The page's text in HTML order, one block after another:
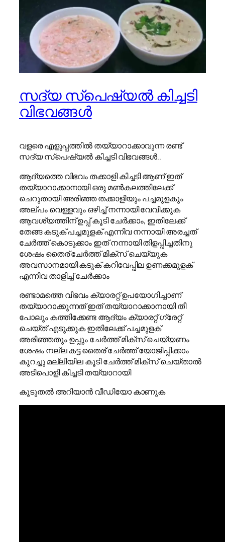
സദ്യ സ്പെഷ്യൽ കിച്ചടി
വിഭവങ്ങൾ
വളരെ എളുപ്പത്തിൽ തയ്യാറാക്കാവുന്ന രണ്ട്
സദ്യ സ്പെഷ്യൽ കിച്ചടി വിഭവങ്ങൾ..
ആദ്യത്തെ വിഭവം തക്കാളി കിച്ചടി ആണ് ഇത്
തയ്യാറാക്കാനായി ഒരു മൺകലത്തിലേക്ക്
ചെറുതായി അരിഞ്ഞ തക്കാളിയും പച്ചമുളകും
അല്പം വെള്ളവും ഒഴിച്ച് നന്നായി വേവിക്കുക
ആവശ്യത്തിന് ഉപ്പ് കൂടി ചേർക്കാം, ഇതിലേക്ക്
തേങ്ങ കടുക് പച്ചമുളക് എന്നിവ നന്നായി അരച്ചത്
ചേർത്ത് കൊടുക്കാം ഇത് നന്നായി തിളപ്പിച്ചതിനു
ശേഷം തൈര് ചേർത്ത് മിക്സ് ചെയ്യുക
അവസാനമായി കടുക് കറിവേപ്പില ഉണക്കമുളക്
എന്നിവ താളിച്ച് ചേർക്കാം
രണ്ടാമത്തെ വിഭവം ക്യാരറ്റ് ഉപയോഗിച്ചാണ്
തയ്യാറാക്കുന്നത് ഇത് തയ്യാറാക്കാനായി തീ
പോലും കത്തിക്കേണ്ട ആദ്യം ക്യാരറ്റ് ഗ്രേറ്റ്
ചെയ്ത് എടുക്കുക ഇതിലേക്ക് പച്ചമുളക്
അരിഞ്ഞതും ഉപ്പും ചേർത്ത് മിക്സ് ചെയ്യണം
ശേഷം നല്ല കട്ട തൈര് ചേർത്ത് യോജിപ്പിക്കാം
കുറച്ചു മല്ലിയില കൂടി ചേർത്ത് മിക്സ് ചെയ്താൽ
അടിപൊളി കിച്ചടി തയ്യാറായി
കൂടുതൽ അറിയാൻ വീഡിയോ കാണുക